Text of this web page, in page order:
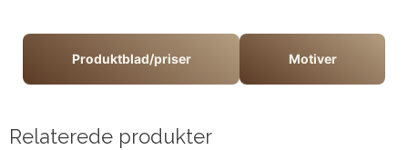
Produktblad/priser Motiver
Relaterede produkter